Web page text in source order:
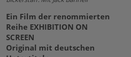
Ein Film der renommierten
Reihe EXHIBITION ON
SCREEN
Original mit deutschen